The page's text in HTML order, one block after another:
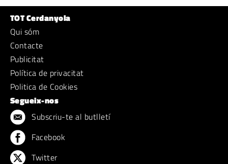
TOT Cerdanyola
Qui sóm
Contacte
Publicitat
Política de privacitat
Politica de Cookies
Segueix-nos
Subscriu-te al butlletí
Facebook
Twitter